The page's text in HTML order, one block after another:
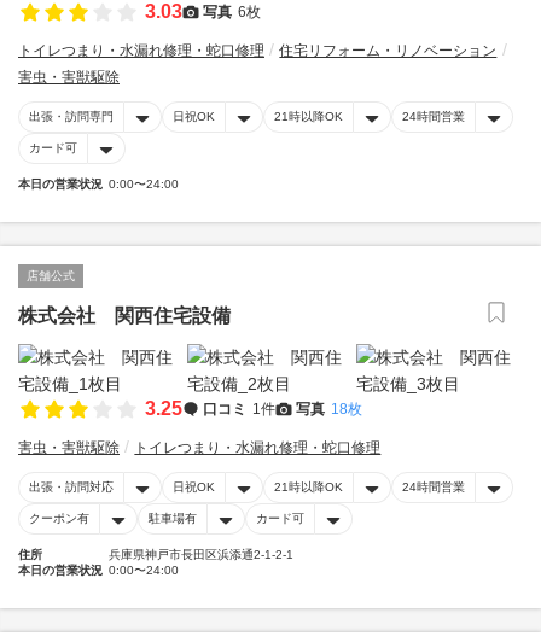
3.03 写真 6枚
トイレつまり・水漏れ修理・蛇口修理
住宅リフォーム・リノベーション
害虫・害獣駆除
出張・訪問専門 日祝OK 21時以降OK 24時間営業
カード可
本日の営業状況 0:00〜24:00
店舗公式
株式会社 関西住宅設備
3.25 口コミ 1件 写真 18枚
害虫・害獣駆除 トイレつまり・水漏れ修理・蛇口修理
出張・訪問対応 日祝OK 21時以降OK 24時間営業
クーポン有 駐車場有 カード可
住所
兵庫県神戸市長田区浜添通2-1-2-1
本日の営業状況 0:00〜24:00